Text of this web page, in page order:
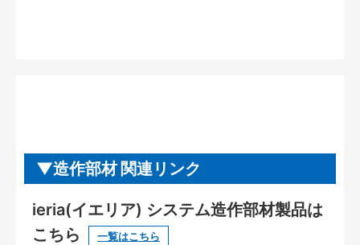
造作部材 関連リンク
ieria(イエリア) システム造作部材製品は
こちら
一覧はこちら